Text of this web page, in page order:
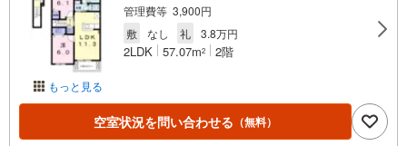
もっと見る
管理費等 3,900円
敷
なし 礼 3.8万円
2LDK 57.07m2 2階
空室状況を問い合わせる （無料）